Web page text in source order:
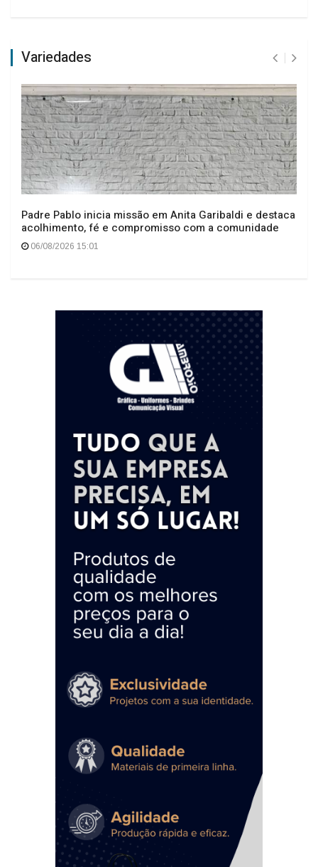
Variedades
Padre Pablo inicia missão em Anita Garibaldi e destaca
acolhimento, fé e compromisso com a comunidade
06/08/2026 15:01